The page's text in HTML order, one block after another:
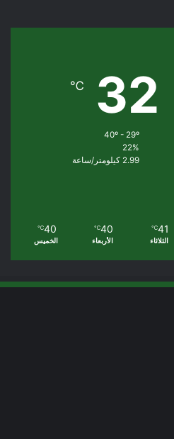
32
℃
40º - 29º
22%
2.99 كيلومتر/ساعة
41
℃
الثلاثاء
40
℃
الأربعاء
40
℃
الخميس